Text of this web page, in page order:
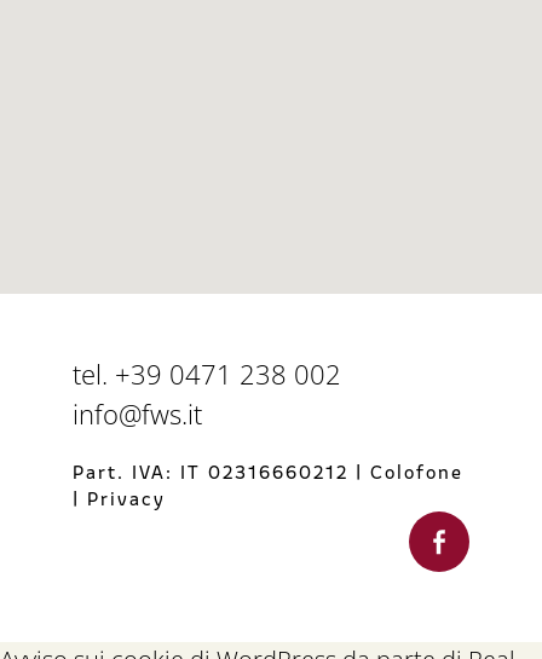
tel. +39 0471 238 002
info@fws.it
Part. IVA: IT 02316660212 | Colofone
| Privacy